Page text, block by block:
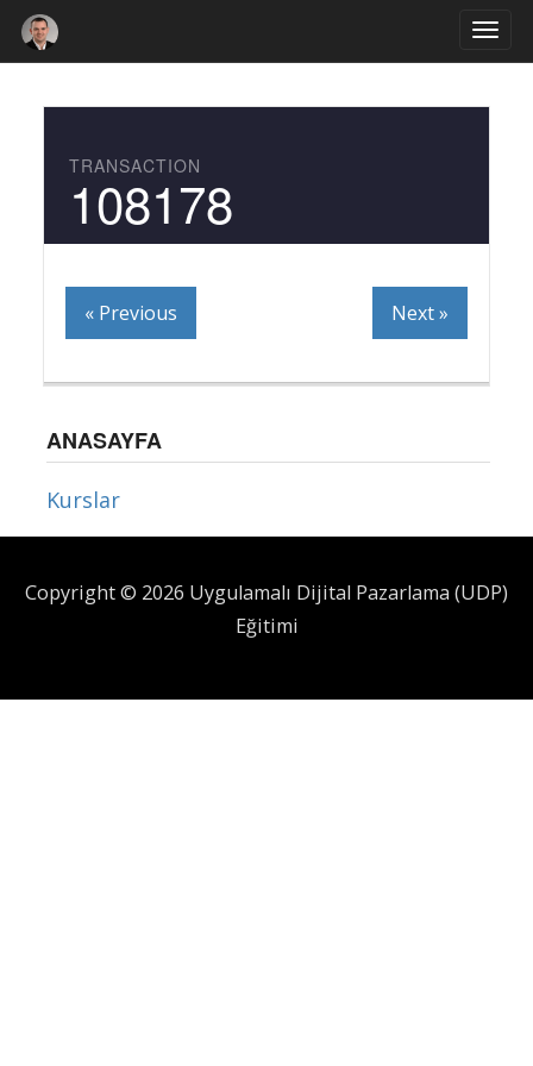
TRANSACTION
108178
« Previous Next »
ANASAYFA
Kurslar
Copyright © 2026 Uygulamalı Dijital Pazarlama (UDP)
Eğitimi